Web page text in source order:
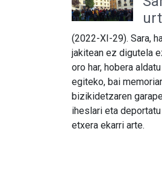
(2022-XI-29). Sara,
jakitean ez digutela
oro har, hobera
egiteko, bai
bizikidetzaren
iheslari eta
etxera ekarri arte.